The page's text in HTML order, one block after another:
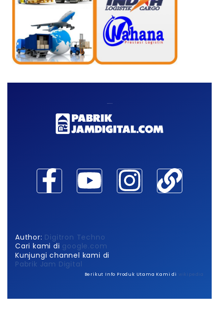
Author: Digitron Techno
Cari kami di google.com
Kunjungi channel kami di
Pabrik Jam Digital
Berikut Info Produk Utama Kami di wikipedia